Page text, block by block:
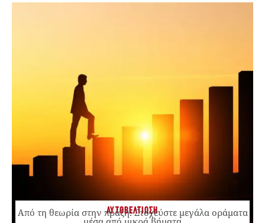
ΑΥΤΟΒΕΛΤΙΩΣΗ
Από τη θεωρία στην πράξη: Στοχεύστε μεγάλα οράματα